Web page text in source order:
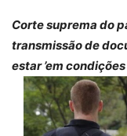
Corte suprema do
transmissão de
estar ’em